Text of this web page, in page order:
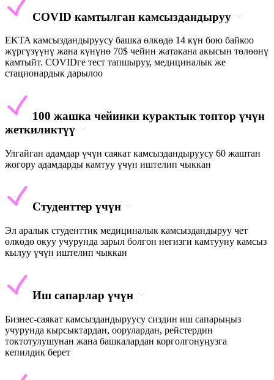
COVID камтылган камсыздандыруу
EKTA камсыздандыруусу башка өлкөдө 14 күн бою байкоо
жүргүзүүнү жана күнүнө 70$ чейин жатакана акысын төлөөнү
камтыйт. COVIDге тест тапшыруу, медициналык же
стационардык дарылоо
100 жашка чейинки курактык топтор үчүн
жеткиликтүү
Улгайган адамдар үчүн саякат камсыздандыруусу 60 жаштан
жогору адамдарды камтуу үчүн иштелип чыккан
Студенттер үчүн
Эл аралык студенттик медициналык камсыздандыруу чет
өлкөдө окуу учурунда зарыл болгон негизги камтууну камсыз
кылуу үчүн иштелип чыккан
Иш сапарлар үчүн
Бизнес-саякат камсыздандыруусу сиздин иш сапарыңыз
учурунда кырсыктардан, оорулардан, рейстердин
токтотулушунан жана башкалардан корголгонуңузга
кепилдик берет